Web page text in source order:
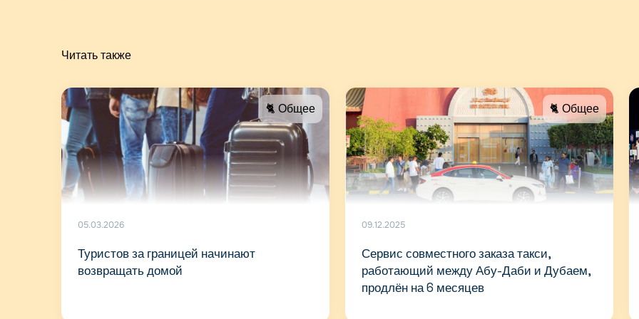
Читать также
🐈 Общее
05.03.2026
Туристов за границей начинают
возвращать домой
🐈 Общее
09.12.2025
Сервис совместного заказа такси,
работающий между Абу-Даби и Дубаем,
продлён на 6 месяцев